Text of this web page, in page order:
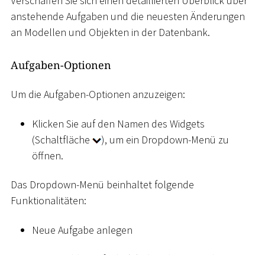
anstehende Aufgaben und die neuesten Änderungen
an Modellen und Objekten in der Datenbank.
Aufgaben-Optionen
Um die Aufgaben-Optionen anzuzeigen:
Klicken Sie auf den Namen des Widgets
(Schaltfläche
), um ein Dropdown-Menü zu
öffnen.
Das Dropdown-Menü beinhaltet folgende
Funktionalitäten:
Neue Aufgabe anlegen